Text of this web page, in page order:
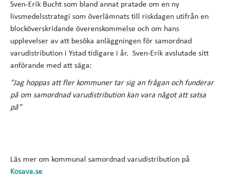
Sven-Erik Bucht som bland annat pratade om en ny
livsmedelsstrategi som överlämnats till riskdagen utifrån en
blocköverskridande överenskommelse och om hans
upplevelser av att besöka anläggningen för samordnad
varudistribution i Ystad tidigare i år. Sven-Erik avslutade sitt
anförande med att säga:
”Jag hoppas att fler kommuner tar sig an frågan och funderar
på om samordnad varudistribution kan vara något att satsa
på”
Läs mer om kommunal samordnad varudistribution på
Kosava.se